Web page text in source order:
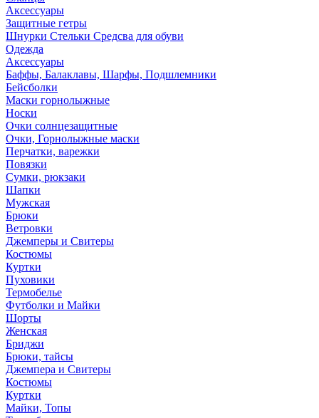
Аксессуары
Защитные гетры
Шнурки Стельки Средсва для обуви
Одежда
Аксессуары
Баффы, Балаклавы, Шарфы, Подшлемники
Бейсболки
Маски горнолыжные
Носки
Очки солнцезащитные
Очки, Горнолыжные маски
Перчатки, варежки
Повязки
Сумки, рюкзаки
Шапки
Мужская
Брюки
Ветровки
Джемперы и Свитеры
Костюмы
Куртки
Пуховики
Термобелье
Футболки и Майки
Шорты
Женская
Бриджи
Брюки, тайсы
Джемпера и Свитеры
Костюмы
Куртки
Майки, Топы